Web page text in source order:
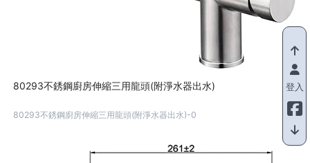
80293不銹鋼廚房伸縮三用龍頭(附淨水器出水)
80293不銹鋼廚房伸縮三用龍頭(附淨水器出水)-0
登入